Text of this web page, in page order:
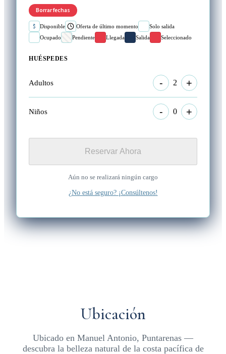
Borrar fechas
$ Disponible Oferta de último momento
Solo salida
Ocupado
Pendiente Llegada Salida Seleccionado
HUÉSPEDES
Adultos - 2 +
Niños - 0 +
Reservar Ahora
Aún no se realizará ningún cargo
¿No está seguro? ¡Consúltenos!
Ubicación
Ubicado en Manuel Antonio, Puntarenas —
descubra la belleza natural de la costa pacífica de